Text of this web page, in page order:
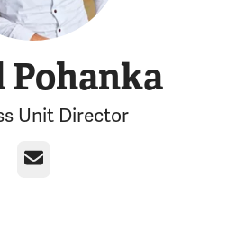
Pohanka
Unit Director
E-post